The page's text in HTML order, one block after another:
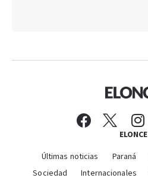
ELONCE
Últimas noticias Paraná
Sociedad
Internacionales